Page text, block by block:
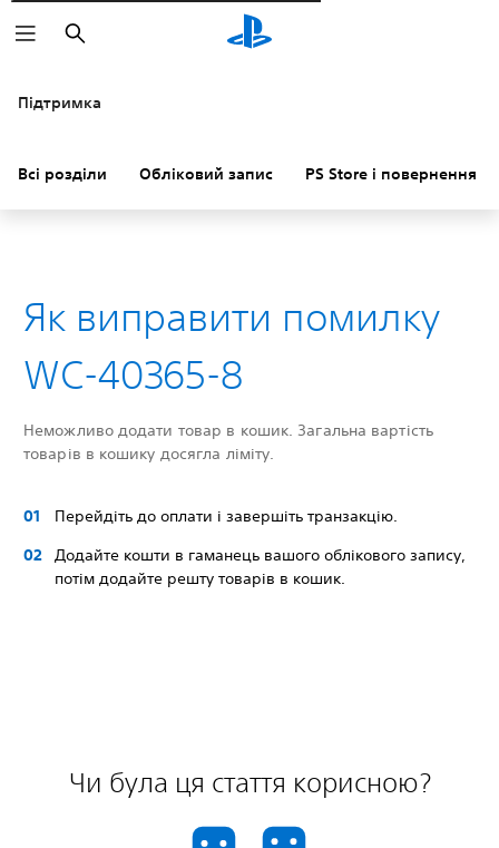
Пошук
Підтримка
Всі розділи Обліковий запис PS Store і повернення
Як виправити помилку
WC-40365-8
Неможливо додати товар в кошик. Загальна вартість
товарів в кошику досягла ліміту.
Перейдіть до оплати і завершіть транзакцію.
Додайте кошти в гаманець вашого облікового запису,
потім додайте решту товарів в кошик.
Чи була ця стаття корисною?